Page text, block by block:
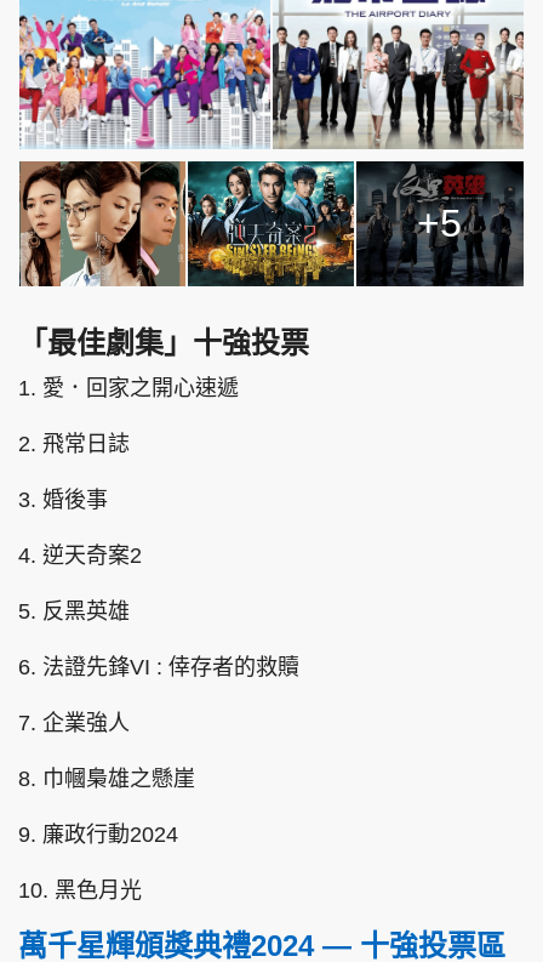
+5
「最佳劇集」十強投票
1. 愛．回家之開心速遞
2. 飛常日誌
3. 婚後事
4. 逆天奇案2
5. 反黑英雄
6. 法證先鋒VI : 倖存者的救贖
7. 企業強人
8. 巾幗梟雄之懸崖
9. 廉政行動2024
10. 黑色月光
萬千星輝頒獎典禮2024 — 十強投票區